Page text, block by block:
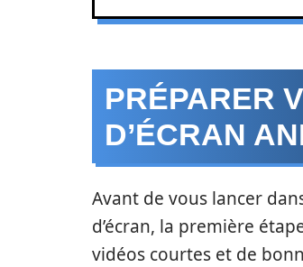
PRÉPARER
D’ÉCRAN
Avant de vous lancer
d’écran, la première
vidéos courtes et de